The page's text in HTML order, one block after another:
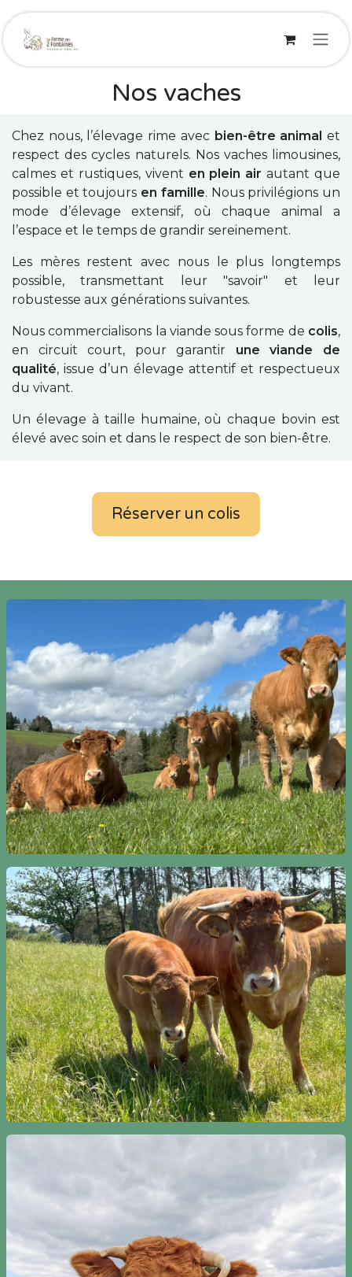
Se rendre au contenu
Nos vaches
Chez nous, l’élevage rime avec bien-être animal et
respect des cycles naturels. Nos vaches limousines,
calmes et rustiques, vivent en plein air autant que
possible et toujours en famille. Nous privilégions un
mode d’élevage extensif, où chaque animal a
l’espace et le temps de grandir sereinement.
Les mères restent avec nous le plus longtemps
possible, transmettant leur "savoir" et leur
robustesse aux générations suivantes.
Nous commercialisons la viande sous forme de colis,
en circuit court, pour garantir une viande de
qualité, issue d’un élevage attentif et respectueux
du vivant.
Un élevage à taille humaine, où chaque bovin est
élevé avec soin et dans le respect de son bien-être.
Réserver un colis